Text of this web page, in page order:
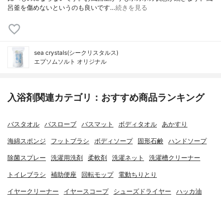
呂釜を傷めないというのも良いです…続きを見る
sea crystals(シークリスタルス)
エプソムソルト オリジナル
入浴剤関連カテゴリ：おすすめ商品ランキング
バスタオル バスローブ バスマット ボディタオル あかすり
海綿スポンジ フットブラシ ボディソープ 固形石鹸 ハンドソープ
除菌スプレー 洗濯用洗剤 柔軟剤 洗濯ネット 洗濯槽クリーナー
トイレブラシ 補助便座 回転モップ 電動ちりとり
イヤークリーナー イヤースコープ シューズドライヤー ハッカ油